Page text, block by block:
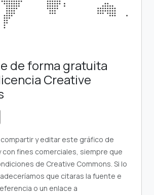
de forma gratuita
Creative
y editar este gráfico de
con fines comerciales, siempre que
de Creative Commons. Si lo
que citaras la fuente e
o un enlace a